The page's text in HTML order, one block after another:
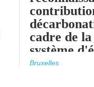
cadre de
système
quotas
Bruxelles